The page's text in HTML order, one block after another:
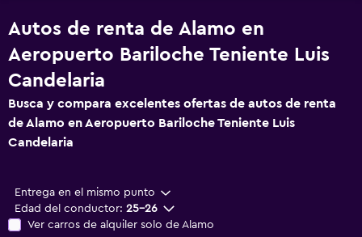
Autos de renta de Alamo en
Aeropuerto Bariloche Teniente Luis
Candelaria
Busca y compara excelentes ofertas de autos de renta
de Alamo en Aeropuerto Bariloche Teniente Luis
Candelaria
Entrega en el mismo punto
Edad del conductor: 25-26
Ver carros de alquiler solo de Alamo